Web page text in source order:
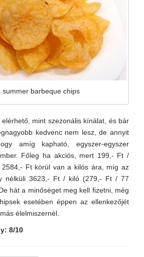
summer barbeque chips
mint szezonális kínálat, és bár
kedvenc nem lesz, de annyit
amíg kapható, egyszer-egyszer
Főleg ha akciós, mert 199,- Ft /
2584,- Ft körül van a kilós ára, míg az
nélküli 3623,- Ft / kiló (279,- Ft / 77
hát a minőséget meg kell fizetni, még
esetében éppen az ellenkezőjét
élelmiszernél.
8/10